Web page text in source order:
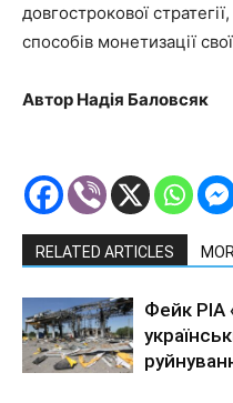
довгострокової
способів монетизації
Автор Надія Баловсяк
RELATED ARTICLES
Фейк РІА